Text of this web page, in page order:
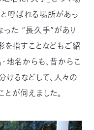
呼ばれる場所があっ
った “長久手”があり
を指すことなどもご紹
地名からも、昔からこ
るなどして、人々の
が伺えました。